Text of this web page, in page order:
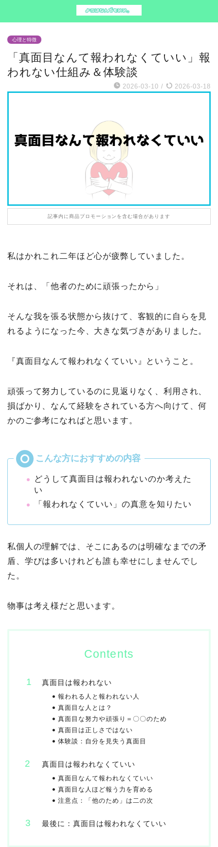
心理と特徴
「真面目なんて報われなくていい」報
われない仕組み＆体験談
2026-03-10 / 2026-03-18
記事内に商品プロモーションを含む場合があります
私はかれこれ二年ほど心が疲弊していました。
それは、「他者のために頑張ったから」
そんな我を張る状態から抜けて、客観的に自らを見
れるようになった今、大きな気づきがありました。
『真面目なんて報われなくていい』ということ。
頑張って努力しているのに見返りなく、利用され、
損ばかり、なんて経験をされている方へ向けて、何
かのご参考になればと思います。
どうして真面目は報われないのか考えた
い
「報われなくていい」の真意を知りたい
私個人の理解では、そこにあるのは明確なまでの矛
盾、学びは多いけれども誰も幸せにしませんでし
た。
物事は考え様だと思います。
Contents
真面目は報われない
報われる人と報われない人
真面目な人とは？
真面目な努力や頑張り＝〇〇のため
真面目は正しさではない
体験談：自分を見失う真面目
真面目は報われなくていい
真面目なんて報われなくていい
真面目な人ほど報う力を育める
注意点：「他のため」は二の次
最後に：真面目は報われなくていい